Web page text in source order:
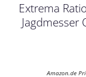
Extrema
Jagdmesser
Amazon.de